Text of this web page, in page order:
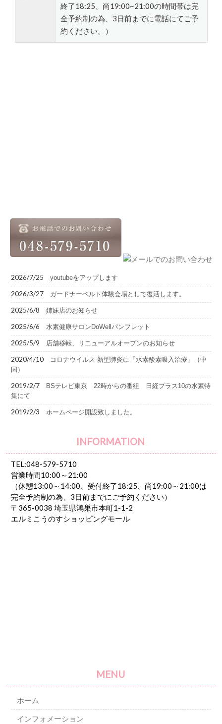
終了18:25、尚19:00~21:00の時間帯は完
全予約制の為、3日前までに電話にてご予
約ください。）
2026/7/25 youtubeをアップします
2026/3/27 ガードナーベルト体験会場として復活します。
2025/6/8 姉妹店のお知らせ
2025/6/6 水素健康サロンDoWellパンフレット
2025/5/9 店舗移転、リニューアルオープンのお知らせ
2020/4/10
コロナウイルス 新型肺炎に「水素酸素吸入治療」（中
国）
2019/2/7
BSテレビ東京 22時からの番組 日経プラス10の水素特
集にて
2019/2/3 ホームページ開設致しました。
INFORMATION
TEL:048-579-5710
営業時間10:00～21:00
（休憩13:00～14:00、受付終了18:25、尚19:00～21:00は
完全予約制の為、3日前までにご予約ください）
〒365-0038 埼玉県鴻巣市本町1-1-2
エルミこうのすショッピングモール
MENU
ホーム
インフォメーション